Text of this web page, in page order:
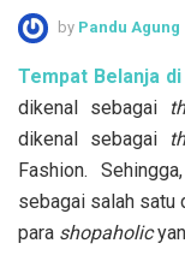
by Pandu Agung
Tempat Belanja
dikenal sebagai
dikenal sebagai
Fashion.
sebagai salah satu
para shopaholic